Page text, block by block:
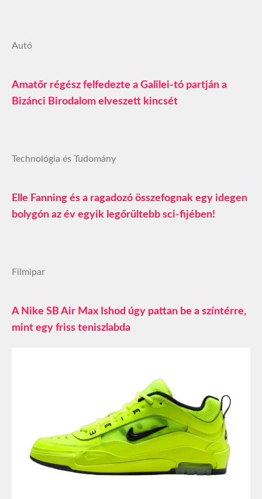
Autó
Amatőr régész felfedezte a Galilei-tó partján a
Bizánci Birodalom elveszett kincsét
Technológia és Tudomány
Elle Fanning és a ragadozó összefognak egy idegen
bolygón az év egyik legőrültebb sci-fijében!
Filmipar
A Nike SB Air Max Ishod úgy pattan be a színtérre,
mint egy friss teniszlabda